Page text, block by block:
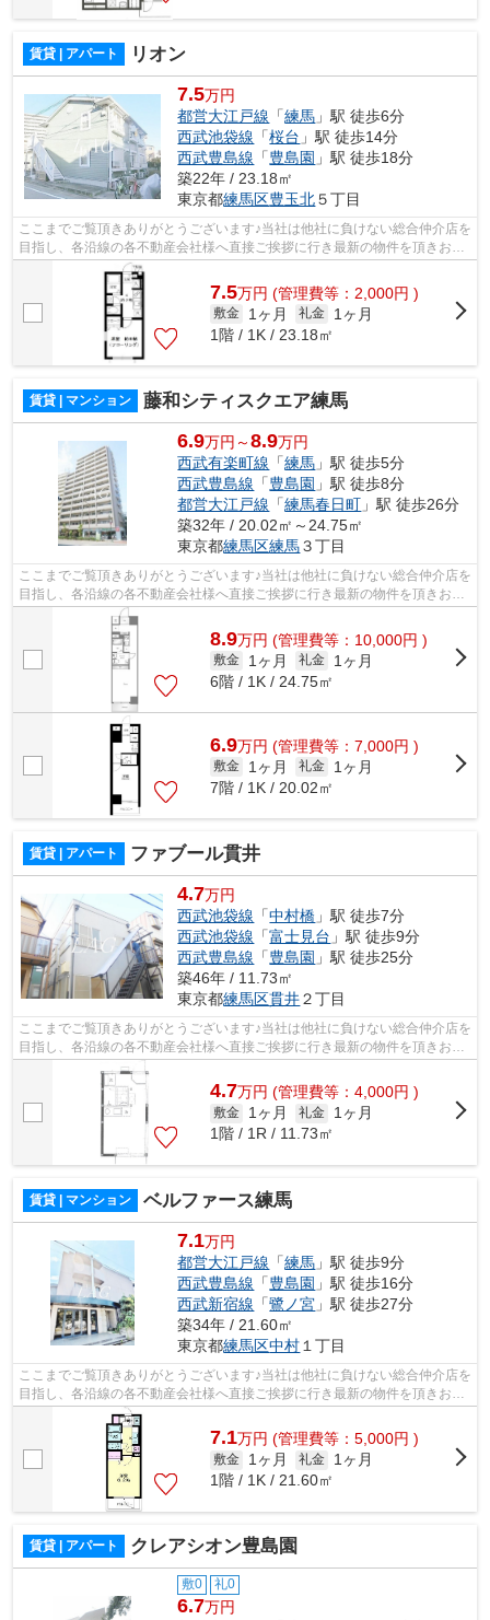
賃貸 | アパート リオン
7.5万円
都営大江戸線 「練馬 」駅 徒歩6分
西武池袋線 「桜台 」駅 徒歩14分
西武豊島線 「豊島園 」駅 徒歩18分
築22年 / 23.18㎡
東京都練馬区豊玉北５丁目
ここまでご覧頂きありがとうございます♪当社は他社に負けない総合仲介店を
目指し、各沿線の各不動産会社様へ直接ご挨拶に行き最新の物件を頂きお客
様へ提供しております！最新の情報は...
7.5万円 (管理費等：2,000円 )
敷金 1ヶ月 礼金
1ヶ月
1階 / 1K / 23.18㎡
賃貸 | マンション 藤和シティスクエア練馬
6.9万円～8.9万円
西武有楽町線 「練馬 」駅 徒歩5分
西武豊島線 「豊島園 」駅 徒歩8分
都営大江戸線 「練馬春日町 」駅 徒歩26分
築32年 / 20.02㎡～24.75㎡
東京都練馬区練馬３丁目
ここまでご覧頂きありがとうございます♪当社は他社に負けない総合仲介店を
目指し、各沿線の各不動産会社様へ直接ご挨拶に行き最新の物件を頂きお客
様へ提供しております！最新の情報は...
8.9万円 (管理費等：10,000円 )
敷金 1ヶ月 礼金
1ヶ月
6階 / 1K / 24.75㎡
6.9万円 (管理費等：7,000円 )
敷金 1ヶ月 礼金
1ヶ月
7階 / 1K / 20.02㎡
賃貸 | アパート ファブール貫井
4.7万円
西武池袋線 「中村橋 」駅 徒歩7分
西武池袋線 「富士見台 」駅 徒歩9分
西武豊島線 「豊島園 」駅 徒歩25分
築46年 / 11.73㎡
東京都練馬区貫井２丁目
ここまでご覧頂きありがとうございます♪当社は他社に負けない総合仲介店を
目指し、各沿線の各不動産会社様へ直接ご挨拶に行き最新の物件を頂きお客
様へ提供しております！最新の情報は...
4.7万円 (管理費等：4,000円 )
敷金 1ヶ月 礼金
1ヶ月
1階 / 1R / 11.73㎡
賃貸 | マンション ベルファース練馬
7.1万円
都営大江戸線 「練馬 」駅 徒歩9分
西武豊島線 「豊島園 」駅 徒歩16分
西武新宿線 「鷺ノ宮 」駅 徒歩27分
築34年 / 21.60㎡
東京都練馬区中村 １丁目
ここまでご覧頂きありがとうございます♪当社は他社に負けない総合仲介店を
目指し、各沿線の各不動産会社様へ直接ご挨拶に行き最新の物件を頂きお客
様へ提供しております！最新の情報は...
7.1万円 (管理費等：5,000円 )
敷金 1ヶ月 礼金
1ヶ月
1階 / 1K / 21.60㎡
賃貸 | アパート クレアシオン豊島園
敷0 礼0
6.7万円